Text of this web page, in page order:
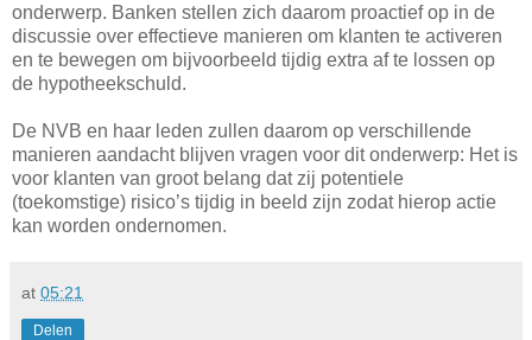
onderwerp. Banken stellen zich daarom proactief op in de
discussie over effectieve manieren om klanten te activeren
en te bewegen om bijvoorbeeld tijdig extra af te lossen op
de hypotheekschuld.
De NVB en haar leden zullen daarom op verschillende
manieren aandacht blijven vragen voor dit onderwerp: Het is
voor klanten van groot belang dat zij potentiele
(toekomstige) risico’s tijdig in beeld zijn zodat hierop actie
kan worden ondernomen.
at 05:21
Delen